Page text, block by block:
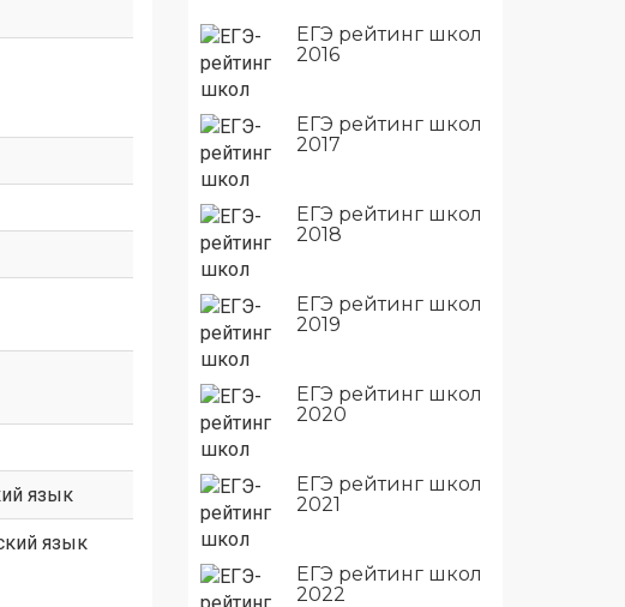
ЕГЭ рейтинг школ
2016
ЕГЭ рейтинг школ
2017
ЕГЭ рейтинг школ
2018
ЕГЭ рейтинг школ
2019
ЕГЭ рейтинг школ
2020
ЕГЭ рейтинг школ
2021
ЕГЭ рейтинг школ
2022